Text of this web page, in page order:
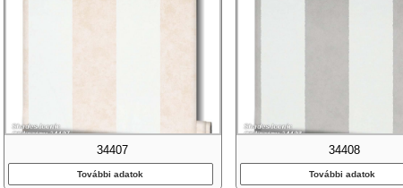
34407
További adatok
34408
További adatok